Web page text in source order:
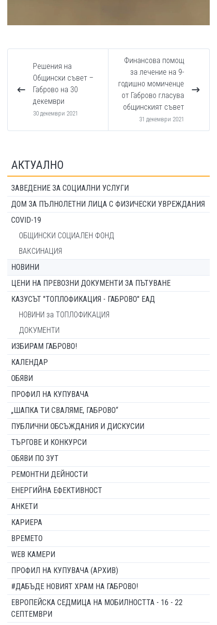
Решения на
Общински съвет –
Габрово на 30
декември
30 декември 2021
Финансова помощ
за лечение на 9-
годишно момиченце
от Габрово гласува
общинският съвет
31 декември 2021
АКТУАЛНО
ЗАВЕДЕНИЕ ЗА СОЦИАЛНИ УСЛУГИ
ДОМ ЗА ПЪЛНОЛЕТНИ ЛИЦА С ФИЗИЧЕСКИ УВРЕЖДАНИЯ
COVID-19
ОБЩИНСКИ СОЦИАЛЕН ФОНД
ВАКСИНАЦИЯ
НОВИНИ
ЦЕНИ НА ПРЕВОЗНИ ДОКУМЕНТИ ЗА ПЪТУВАНЕ
КАЗУСЪТ "ТОПЛОФИКАЦИЯ - ГАБРОВО" ЕАД
НОВИНИ за ТОПЛОФИКАЦИЯ
ДОКУМЕНТИ
ИЗБИРАМ ГАБРОВО!
КАЛЕНДАР
ОБЯВИ
ПРОФИЛ НА КУПУВАЧА
„ШАПКА ТИ СВАЛЯМЕ, ГАБРОВО“
ПУБЛИЧНИ ОБСЪЖДАНИЯ И ДИСКУСИИ
ТЪРГОВЕ И КОНКУРСИ
ОБЯВИ ПО ЗУТ
РЕМОНТНИ ДЕЙНОСТИ
ЕНЕРГИЙНА ЕФЕКТИВНОСТ
АНКЕТИ
КАРИЕРА
ВРЕМЕТО
WEB КАМЕРИ
ПРОФИЛ НА КУПУВАЧА (АРХИВ)
#ДАБЪДЕ НОВИЯТ ХРАМ НА ГАБРОВО!
ЕВРОПЕЙСКА СЕДМИЦА НА МОБИЛНОСТТА - 16 - 22
СЕПТЕМВРИ